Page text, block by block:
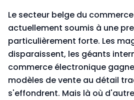
Le secteur belge du
actuellement soumis à une
particulièrement forte. Les
disparaissent, les géants
commerce électronique
modèles de vente au détail
s'effondrent. Mais là où